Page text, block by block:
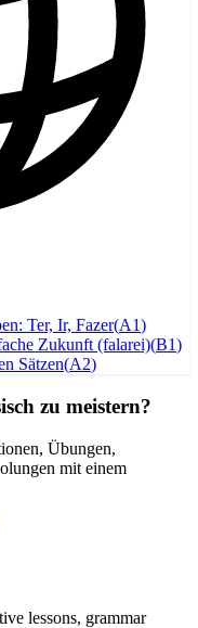
Ter, Ir, Fazer(A1)
Zukunft (falarei)(B1)
Sätzen(A2)
zu meistern?
Übungen,
mit einem
lessons, grammar